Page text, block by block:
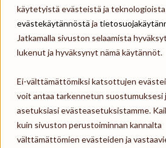
käytetyistä evästeistä ja teknologioista
evästekäytännöstä ja
Jatkamalla sivuston selaamista
lukenut ja hyväksynyt nämä käytännöt.
Ei-välttämättömiksi katsottujen
voit antaa tarkennetun suostumuksesi
asetuksiasi evästeasetuksistamme.
kuin sivuston perustoiminnan kannalta
välttämättömien evästeiden ja
Työntekijä
Palveluntarjoaja
Meistä
Kirjaudu
Epassin
Katso vinkit henkilöstöetujen käyttöön
Lounas-, liikunta- ja kulttuurisetelit
mobiilisovelluksella.